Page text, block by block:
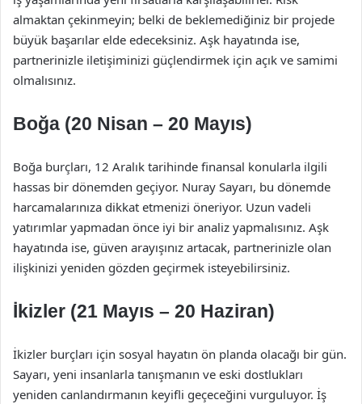
almaktan çekinmeyin; belki de beklemediğiniz bir projede
büyük başarılar elde edeceksiniz. Aşk hayatında ise,
partnerinizle iletişiminizi güçlendirmek için açık ve samimi
olmalısınız.
Boğa (20 Nisan – 20 Mayıs)
Boğa burçları, 12 Aralık tarihinde finansal konularla ilgili
hassas bir dönemden geçiyor. Nuray Sayarı, bu dönemde
harcamalarınıza dikkat etmenizi öneriyor. Uzun vadeli
yatırımlar yapmadan önce iyi bir analiz yapmalısınız. Aşk
hayatında ise, güven arayışınız artacak, partnerinizle olan
ilişkinizi yeniden gözden geçirmek isteyebilirsiniz.
İkizler (21 Mayıs – 20 Haziran)
İkizler burçları için sosyal hayatın ön planda olacağı bir gün.
Sayarı, yeni insanlarla tanışmanın ve eski dostlukları
yeniden canlandırmanın keyifli geçeceğini vurguluyor. İş